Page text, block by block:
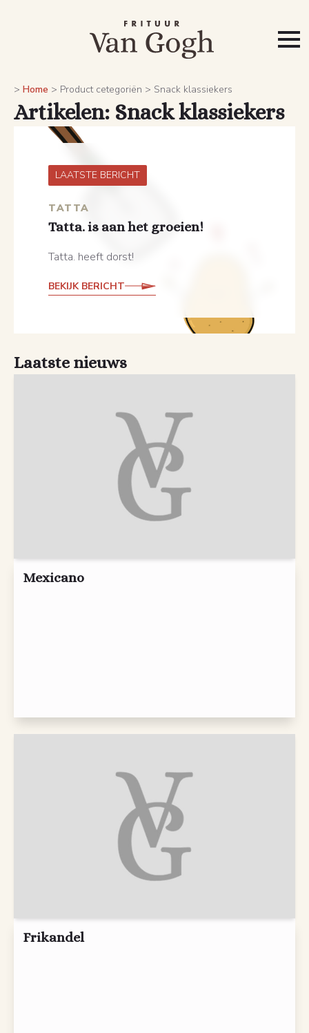
> Home > Product cetegoriën > Snack klassiekers
Artikelen: Snack klassiekers
LAATSTE BERICHT
TATTA
Tatta. is aan het groeien!
Tatta. heeft dorst!
BEKIJK BERICHT
Laatste nieuws
Mexicano
Frikandel